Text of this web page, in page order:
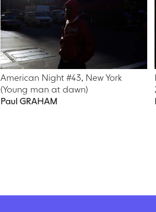
American Night #43, New York
(Young man at dawn)
Paul GRAHAM